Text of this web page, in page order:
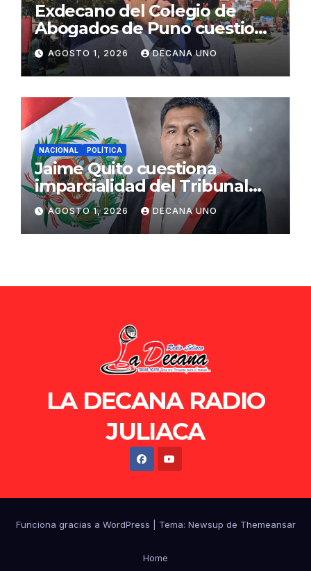
Exdecano del Colegio de
Abogados de Puno cuestiona
propuestas sobre seguridad
ciudadana
AGOSTO 1, 2026 DECANA UNO
NACIONAL POLÍTICA
Jaime Quito cuestiona
imparcialidad del Tribunal
Constitucional tras liberación
de Ollanta Humala
AGOSTO 1, 2026 DECANA UNO
LA DECANA RADIO
JULIACA
Funciona gracias a WordPress Tema: Newsup de Themeansar
Home